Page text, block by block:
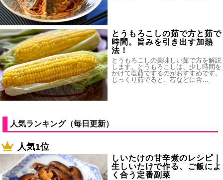
とうもろこしの茹で方と茹で
時間。旨みを引き出す加熱
法！
とうもろこしの美味しい茹で方を解説
します。とうもろこしは、少し時間を
かけて塩茹でするのがおすすめです。
じっくり茹でると、芯などに含…
人気ランキング（毎日更新）
人気1位
しいたけの甘辛煮のレシピ｜
生しいたけで作る、ご飯によ
く合う定番副菜